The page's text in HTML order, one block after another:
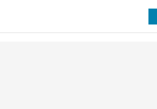
EXTRAS